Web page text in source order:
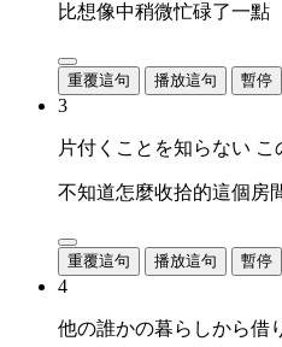
比想像中稍微忙碌了一點
重覆這句 播放這句 暫停
3
片付くことを知らない
不知道怎麼收拾的這個房
重覆這句 播放這句 暫停
4
他の誰かの暮らしから借